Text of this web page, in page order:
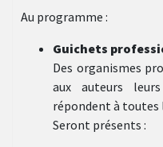
Au programme :
Guichets
Des organismes
aux auteurs
répondent à toutes
Seront présents :